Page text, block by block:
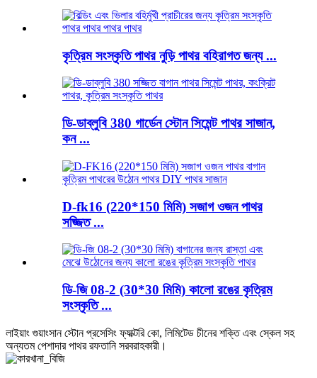
কৃত্রিম সংস্কৃতি পাথর নুড়ি পাথর বহিরাগত জন্য ...
ডি-ডাব্লুবি 380 গার্ডেন স্টোন সিমেন্ট পাথর সাজান,
কন ...
D-fk16 (220*150 মিমি) সজাগ ওজন পাথর
সজ্জিত ...
ডি-জি 08-2 (30*30 মিমি) কালো রঙের কৃত্রিম
সংস্কৃতি ...
লাইয়াং গুয়াংসান স্টোন প্রসেসিং ফ্যাক্টরি কো, লিমিটেড চীনের শক্তি এবং স্কেল সহ
অন্যতম পেশাদার পাথর রফতানি সরবরাহকারী।